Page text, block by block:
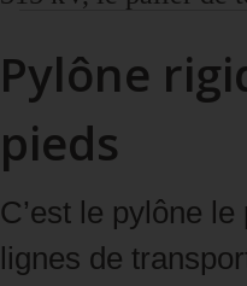
Pylône
pieds
C’est le pylône
lignes de